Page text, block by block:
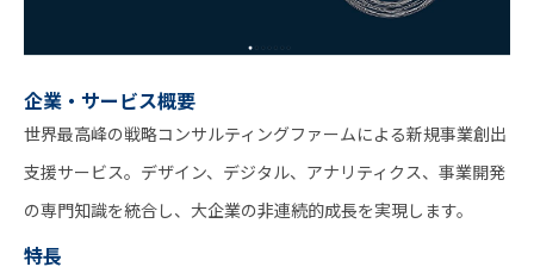
企業・サービス概要
世界最高峰の戦略コンサルティングファームによる新規事業創出
支援サービス。デザイン、デジタル、アナリティクス、事業開発
の専門知識を統合し、大企業の非連続的成長を実現します。
特長